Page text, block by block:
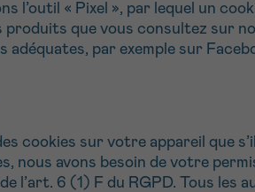
l’outil « Pixel », par lequel un
que vous consultez sur
par exemple sur
cookies sur votre appareil que
nous avons besoin de votre
l’art. 6 (1) F du RGPD. Tous